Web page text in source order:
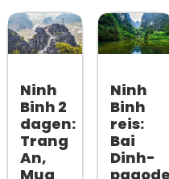
Ninh
Binh 2
dagen:
Trang
An,
Mua
Ninh
Binh
reis:
Bai
Dinh-